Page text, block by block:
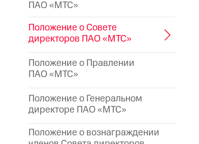
ПАО «МТС»
Положение о Совете
директоров ПАО «МТС»
Положение о Правлении
ПАО «МТС»
Положение о Генеральном
директоре ПАО «МТС»
Положение о вознаграждении